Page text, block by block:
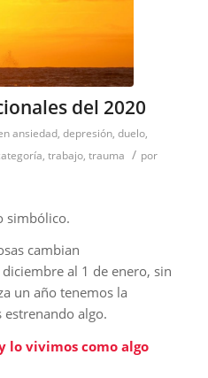
del 2020
ansiedad, depresión, duelo,
, trabajo, trauma / por
simbólico.
cambian
al 1 de enero, sin
un año tenemos la
estrenando algo.
lo vivimos como algo